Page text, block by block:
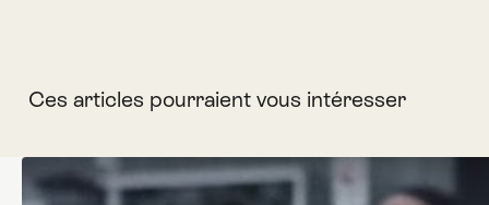
Ces articles pourraient vous intéresser